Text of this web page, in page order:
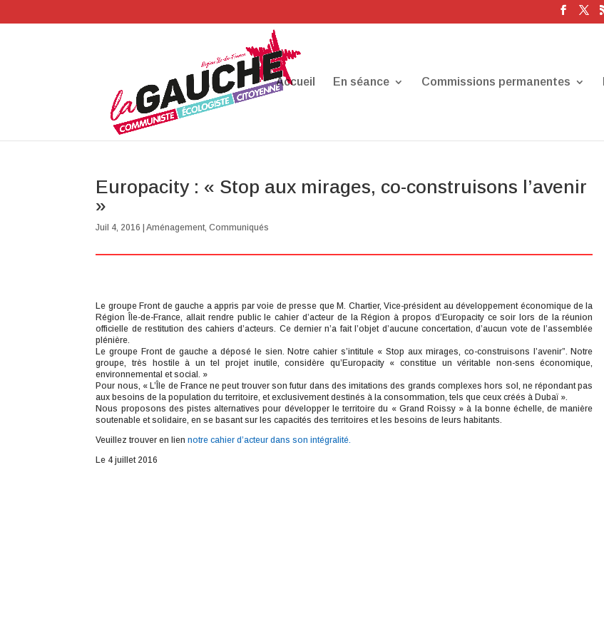
Accueil En séance Commissions permanentes
Europacity : « Stop aux mirages, co-construisons l’avenir
»
Juil 4, 2016 |Aménagement,Communiqués
Le groupe Front de gauche a appris par voie de presse que M. Chartier, Vice-président au développement économique de la
Région Île-de-France, allait rendre public le cahier d’acteur de la Région à propos d’Europacity ce soir lors de la réunion
officielle de restitution des cahiers d’acteurs. Ce dernier n’a fait l’objet d’aucune concertation, d’aucun vote de l’assemblée
plénière.
Le groupe Front de gauche a déposé le sien. Notre cahier s’intitule « Stop aux mirages, co-construisons l’avenir”. Notre
groupe, très hostile à un tel projet inutile, considère qu’Europacity « constitue un véritable non-sens économique,
environnemental et social. »
Pour nous, « L’Île de France ne peut trouver son futur dans des imitations des grands complexes hors sol, ne répondant pas
aux besoins de la population du territoire, et exclusivement destinés à la consommation, tels que ceux créés à Dubaï ».
Nous proposons des pistes alternatives pour développer le territoire du « Grand Roissy » à la bonne échelle, de manière
soutenable et solidaire, en se basant sur les capacités des territoires et les besoins de leurs habitants.
Veuillez trouver en liennotre cahier d’acteur dans son intégralité.
Le 4 juillet 2016